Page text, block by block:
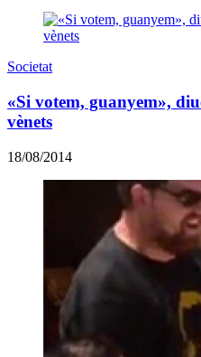
Societat
«Si votem, guanyem»,
vènets
18/08/2014